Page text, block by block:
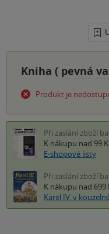
Kniha ( pevná
Produkt je
Při zaslání zboží
K nákupu nad 99
E-shopové listy
Při zaslání zboží
K nákupu nad 699
Karel IV. v